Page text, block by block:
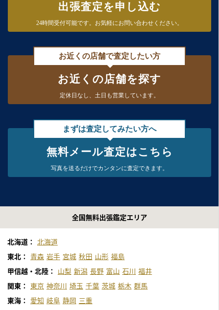
出張査定を申し込む
24時間受付可能です。 お気軽にお問い合わせください。
お近くの店舗で査定したい方
お近くの店舗を探す
定休日なし、 土日も営業しています。
まずは査定してみたい方へ
無料メール査定はこちら
写真を送るだけでカンタンに査定できます。
全国無料出張鑑定エリア
北海道： 北海道
東北： 青森 岩手 宮城 秋田 山形 福島
甲信越・北陸：
山梨 新潟 長野 富山 石川 福井
関東：
東京 神奈川 埼玉 千葉 茨城 栃木 群馬
東海：
愛知 岐阜 静岡 三重